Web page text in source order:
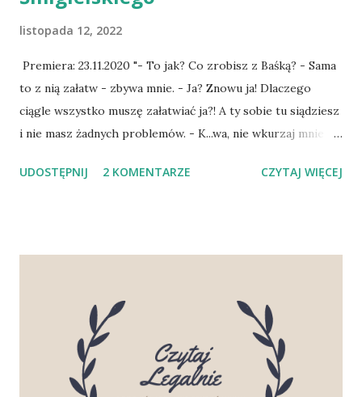
listopada 12, 2022
Premiera: 23.11.2020 "- To jak? Co zrobisz z Baśką? - Sama
to z nią załatw - zbywa mnie. - Ja? Znowu ja! Dlaczego
ciągle wszystko muszę załatwiać ja?! A ty sobie tu siądziesz
i nie masz żadnych problemów. - K...wa, nie wkurzaj mnie -
chcę tylko, żeby on też trochę wychowywał tę dziewczynę.
nie powinno bać się swojego rodzica. Żadne! Patrzyć na
rodzica oczami pełnymi bezbrzeżnego strachu, a co gorsza
poczucia winy, że znowu zawiodło, że znowu nie słuchało.
Że znowu po prostu było… dzieckiem. Główna bohaterka
UDOSTĘPNIJ 2 KOMENTARZE CZYTAJ WIĘCEJ